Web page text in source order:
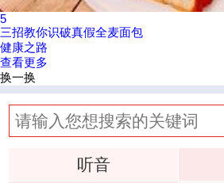
5
三招教你识破真假全麦面包
健康之路
查看更多
换一换
听音